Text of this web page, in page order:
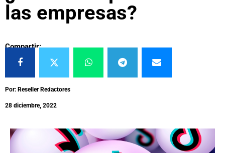
las empresas?
Compartir:
Por: Reseller Redactores
28 diciembre, 2022